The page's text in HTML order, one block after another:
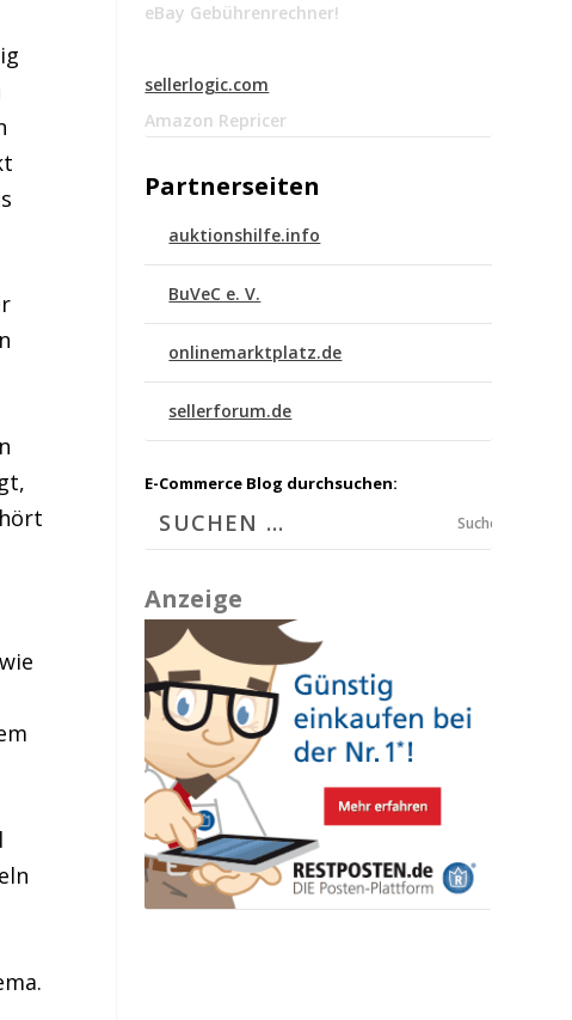
eBay Gebührenrechner!
sellerlogic.com
Amazon Repricer
Partnerseiten
auktionshilfe.info
BuVeC e. V.
onlinemarktplatz.de
sellerforum.de
E-Commerce Blog durchsuchen:
Suchen
Anzeige